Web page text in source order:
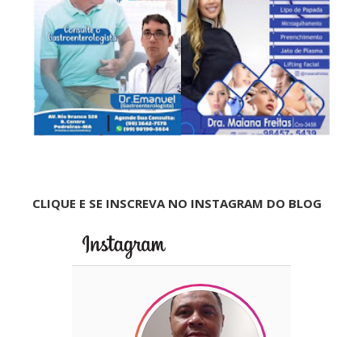
CLIQUE E SE INSCREVA NO INSTAGRAM DO BLOG